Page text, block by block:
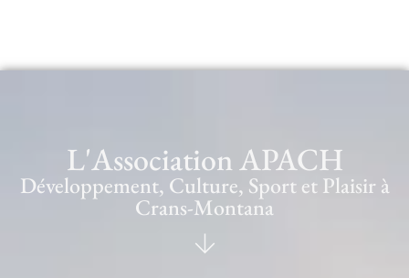
L'Association APACH
Développement, Culture, Sport et Plaisir à
Crans-Montana